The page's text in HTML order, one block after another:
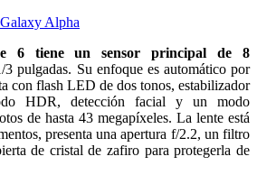
6 tiene un sensor principal de 8
3 pulgadas. Su enfoque es automático por
con flash LED de dos tonos, estabilizador
HDR, detección facial y un modo
de hasta 43 megapíxeles. La lente está
presenta una apertura f/2.2, un filtro
de cristal de zafiro para protegerla de